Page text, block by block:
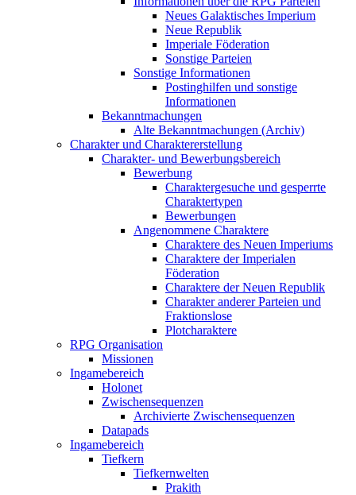
Neues Galaktisches Imperium
Neue Republik
Imperiale Föderation
Sonstige Parteien
Sonstige Informationen
Postinghilfen und sonstige
Informationen
Bekanntmachungen
Alte Bekanntmachungen (Archiv)
Charakter und Charaktererstellung
Charakter- und Bewerbungsbereich
Bewerbung
Charaktergesuche und gesperrte
Charaktertypen
Bewerbungen
Angenommene Charaktere
Charaktere des Neuen Imperiums
Charaktere der Imperialen
Föderation
Charaktere der Neuen Republik
Charakter anderer Parteien und
Fraktionslose
Plotcharaktere
RPG Organisation
Missionen
Ingamebereich
Holonet
Zwischensequenzen
Archivierte Zwischensequenzen
Datapads
Ingamebereich
Tiefkern
Tiefkernwelten
Prakith